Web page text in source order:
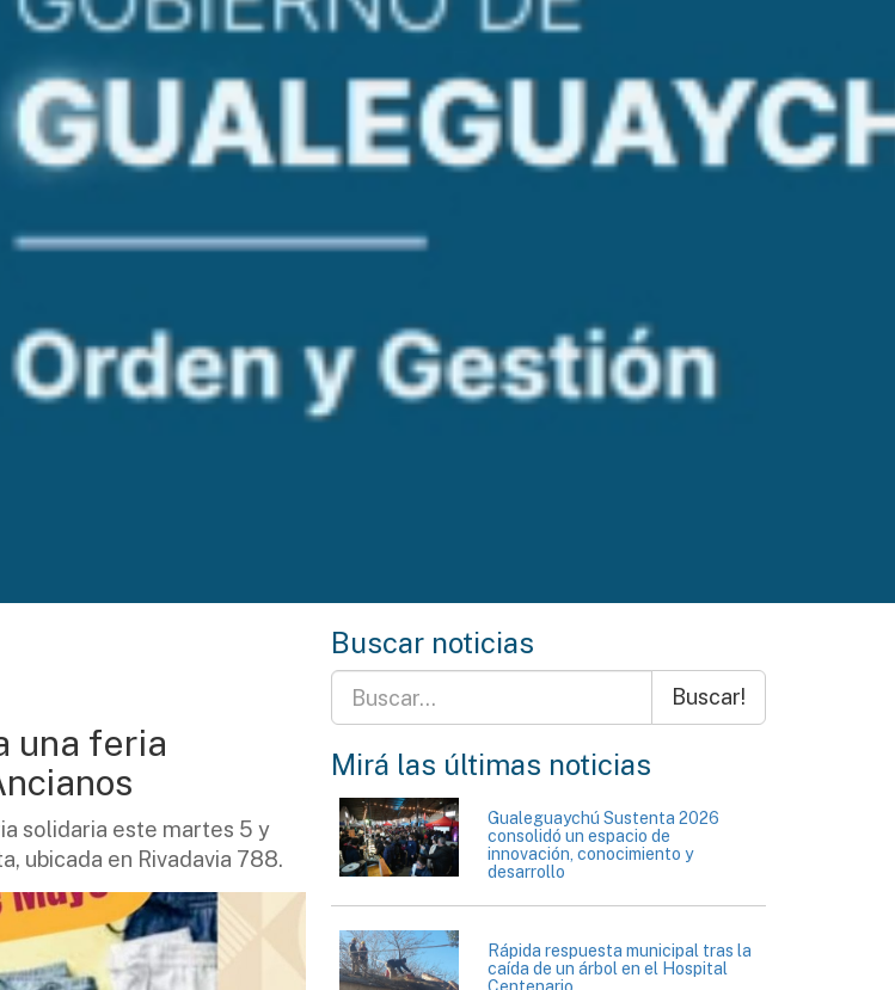
una feria
solidaria este martes 5 y
ubicada en Rivadavia 788.
Buscar noticias
Buscar!
Mirá las últimas noticias
Gualeguaychú Sustenta 2026
consolidó un espacio de
innovación, conocimiento y
desarrollo
Rápida respuesta municipal tras la
caída de un árbol en el Hospital